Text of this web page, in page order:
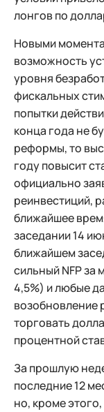
лонгов по
Новыми
возможность
уровня
фискальных
попытки
конца года не
реформы, то
году повысит
официально
реинвестиций,
ближайшее
заседании 14
ближайшем
сильный NFP за
4,5%) и любые
возобновление
торговать
процентной
За прошлую
последние 12
но, кроме